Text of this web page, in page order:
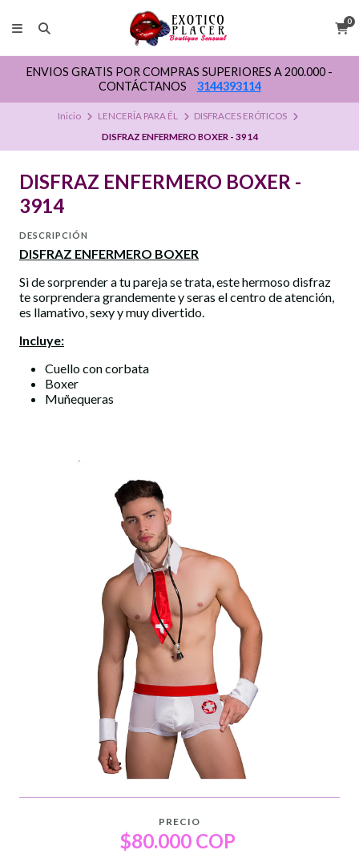
0
ENVIOS GRATIS POR COMPRAS SUPERIORES A 200.000 -
CONTÁCTANOS
3144393114
Inicio LENCERÍA PARA ÉL
DISFRACES ERÓTICOS
DISFRAZ ENFERMERO BOXER - 3914
DISFRAZ ENFERMERO BOXER -
3914
DESCRIPCIÓN
DISFRAZ ENFERMERO BOXER
Si de sorprender a tu pareja se trata, este hermoso disfraz
te sorprendera grandemente y seras el centro de atención,
es llamativo, sexy y muy divertido.
Incluye:
Cuello con corbata
Boxer
Muñequeras
PRECIO
$80.000 COP